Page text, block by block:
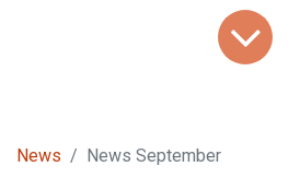
News News September